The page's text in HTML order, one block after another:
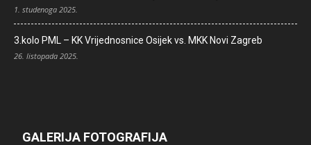
1. studenoga 2025.
3.kolo PML – KK Vrijednosnice Osijek vs. MKK Novi Zagreb
26. listopada 2025.
GALERIJA FOTOGRAFIJA